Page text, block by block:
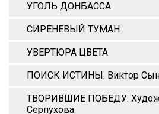
УГОЛЬ ДОНБАССА
СИРЕНЕВЫЙ ТУМАН
УВЕРТЮРА ЦВЕТА
ПОИСК ИСТИНЫ. Виктор
ТВОРИВШИЕ ПОБЕДУ.
Серпухова